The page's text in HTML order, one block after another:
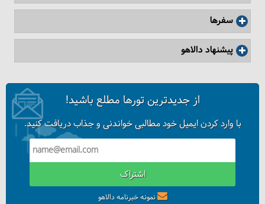
سفرها
پیشنهاد دالاهو
از جدیدترین تورها مطلع باشید!
با وارد کردن ایمیل خود مطالبی خواندنی و جذاب دریافت کنید.
اشتراک
نمونه خبرنامه دالاهو